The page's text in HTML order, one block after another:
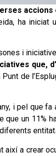
ha
i
que,
de
i pel que
un 11%
així a crear